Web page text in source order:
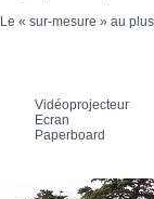
Le « sur-mesure » au
Vidéoprojecteur
Ecran
Paperboard